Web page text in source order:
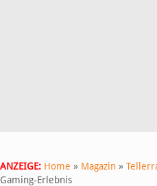
ANZEIGE: Home » Magazin »
Gaming-Erlebnis